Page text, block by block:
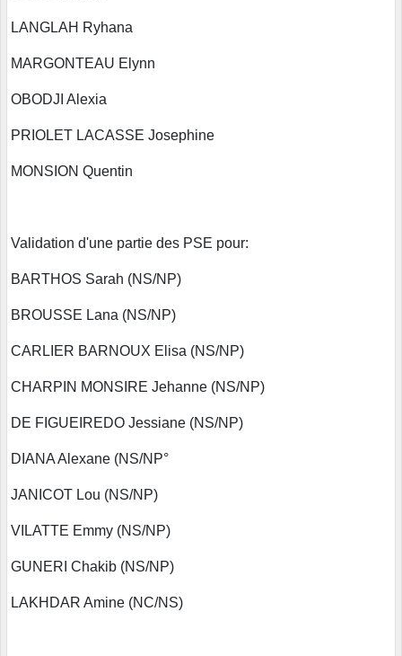
LANGLAH Ryhana
MARGONTEAU Elynn
OBODJI Alexia
PRIOLET LACASSE Josephine
MONSION Quentin
Validation d'une partie des PSE pour:
BARTHOS Sarah (NS/NP)
BROUSSE Lana (NS/NP)
CARLIER BARNOUX Elisa (NS/NP)
CHARPIN MONSIRE Jehanne (NS/NP)
DE FIGUEIREDO Jessiane (NS/NP)
DIANA Alexane (NS/NP°
JANICOT Lou (NS/NP)
VILATTE Emmy (NS/NP)
GUNERI Chakib (NS/NP)
LAKHDAR Amine (NC/NS)